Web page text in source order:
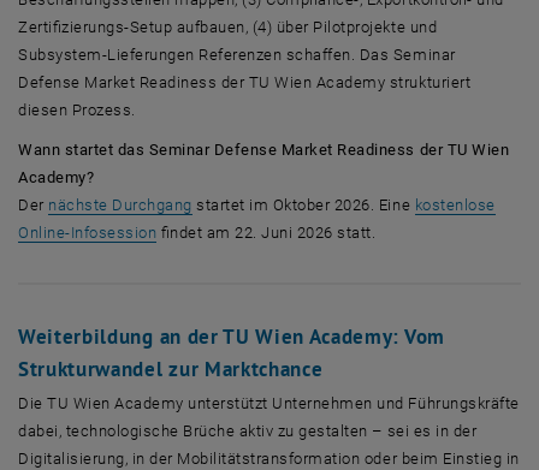
Zertifizierungs-Setup aufbauen, (4) über Pilotprojekte und
Subsystem-Lieferungen Referenzen schaffen. Das Seminar
Defense Market Readiness der TU Wien Academy strukturiert
diesen Prozess.
Wann startet das Seminar Defense Market Readiness der TU Wien
Academy?
Der nächste Durchgang startet im Oktober 2026. Eine kostenlose
Online-Infosession findet am 22. Juni 2026 statt.
Weiterbildung an der TU Wien Academy: Vom
Strukturwandel zur Marktchance
Die TU Wien Academy unterstützt Unternehmen und Führungskräfte
dabei, technologische Brüche aktiv zu gestalten – sei es in der
Digitalisierung, in der Mobilitätstransformation oder beim Einstieg in